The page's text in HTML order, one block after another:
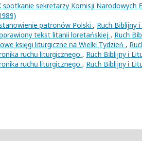
spotkanie sekretarzy Komisji Narodowych
patronów Polski , Ruch Biblijny
tekst litanii loretańskiej , Ruch
księgi liturgiczne na Wielki Tydzień ,
ruchu liturgicznego , Ruch Biblijny i
ruchu liturgicznego , Ruch Biblijny i